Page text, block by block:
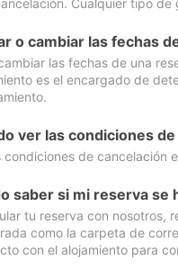
Cualquier tipo
o cambiar las fechas
las fechas de una
es el encargado de
ver las condiciones
condiciones de cancelación
saber si mi reserva se
tu reserva con nosotros,
como la carpeta de
con el alojamiento para